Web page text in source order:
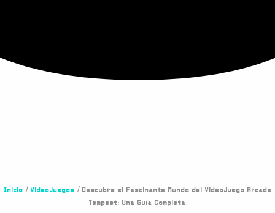
Inicio / Videojuegos / Descubre el Fascinante Mundo del Videojuego Arcade
Tempest: Una Guía Completa